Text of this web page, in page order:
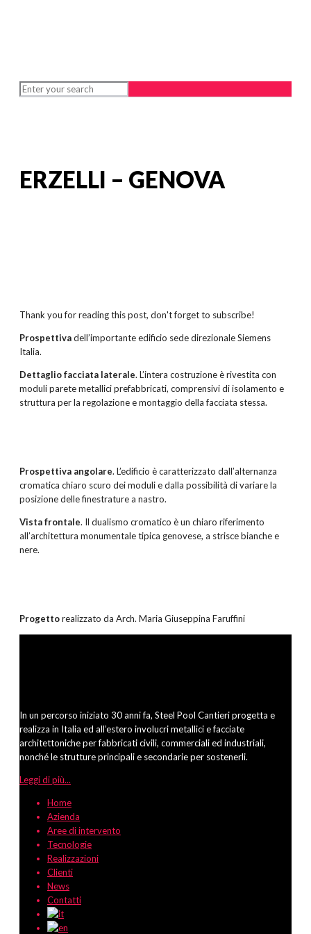
ERZELLI – GENOVA
Thank you for reading this post, don't forget to subscribe!
Prospettivadell’importante edificio sede direzionale Siemens
Italia.
Dettaglio facciata laterale. L’intera costruzione è rivestita con
moduli parete metallici prefabbricati, comprensivi di isolamento e
struttura per la regolazione e montaggio della facciata stessa.
Prospettiva angolare. L’edificio è caratterizzato dall’alternanza
cromatica chiaro scuro dei moduli e dalla possibilità di variare la
posizione delle finestrature a nastro.
Vista frontale. Il dualismo cromatico è un chiaro riferimento
all’architettura monumentale tipica genovese, a strisce bianche e
nere.
Progettorealizzato da Arch. Maria Giuseppina Faruffini
In un percorso iniziato 30 anni fa, Steel Pool Cantieri progetta e
realizza in Italia ed all’estero involucri metallici e facciate
architettoniche per fabbricati civili, commerciali ed industriali,
nonché le strutture principali e secondarie per sostenerli.
Leggi di più...
Home
Azienda
Aree di intervento
Tecnologie
Realizzazioni
Clienti
News
Contatti